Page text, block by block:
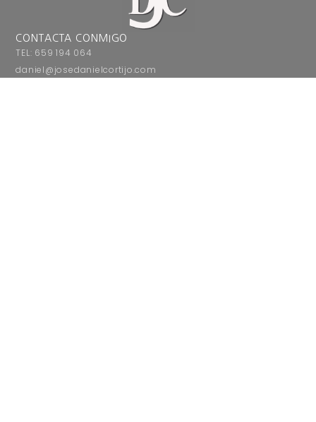
CONTACTA CONMIGO
TEL: 659 194 064
daniel@josedanielcortijo.com